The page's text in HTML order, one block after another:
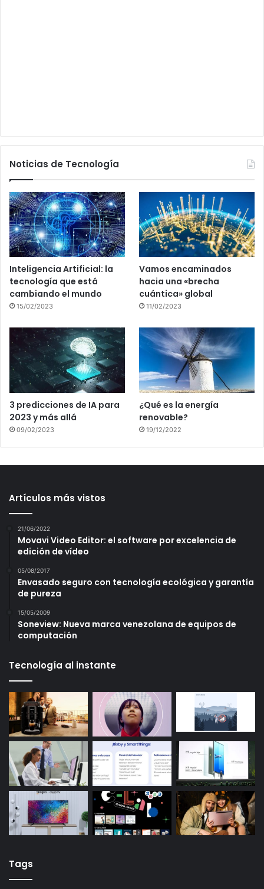
Noticias de Tecnología
Inteligencia Artificial: la
tecnología que está
cambiando el mundo
15/02/2023
Vamos encaminados
hacia una «brecha
cuántica» global
11/02/2023
3 predicciones de IA para
2023 y más allá
09/02/2023
¿Qué es la energía
renovable?
19/12/2022
Artículos más vistos
21/06/2022
Movavi Video Editor: el software por excelencia de
edición de vídeo
05/08/2017
Envasado seguro con tecnología ecológica y garantía
de pureza
15/05/2009
Soneview: Nueva marca venezolana de equipos de
computación
Tecnología al instante
Tags